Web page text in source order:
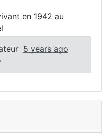
en 1942 au
5 years ago